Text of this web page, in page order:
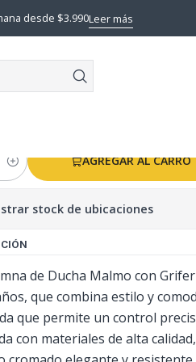
desde $3.990Leer más
MONOMANDO DUSCHY
DUCHA
AGREGAR AL CARRO
stock de ubicaciones
de Ducha Malmo con
que combina estilo y
que permite un control
con materiales de alta